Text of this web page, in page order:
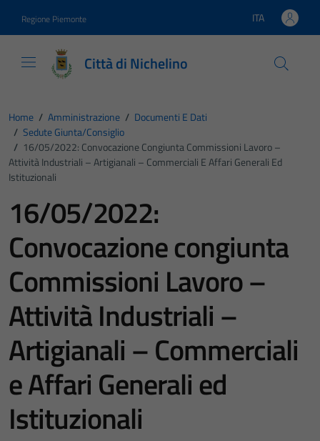
Regione Piemonte Lingua attiva:
ITA
Città di Nichelino
Home / Amministrazione / Documenti E Dati
/ Sedute Giunta/consiglio
/ 16/05/2022: Convocazione Congiunta Commissioni Lavoro –
Attività Industriali – Artigianali – Commerciali E Affari Generali Ed
Istituzionali
16/05/2022:
Convocazione congiunta
Commissioni Lavoro –
Attività Industriali –
Artigianali – Commerciali
e Affari Generali ed
Istituzionali